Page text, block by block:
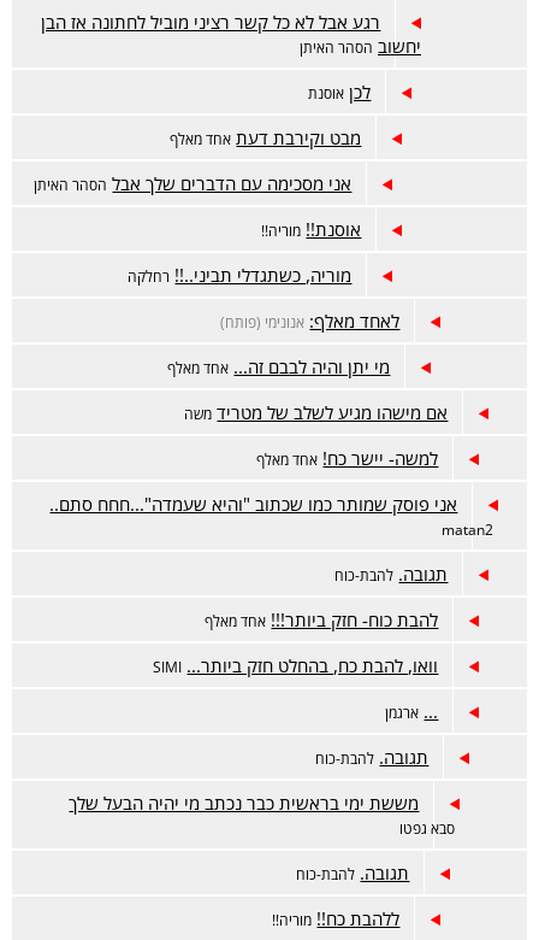
רגע אבל לא כל קשר רציני מוביל לחתונה אז הבן
יחשוב הסהר האיתן
לכן אוסנת
מבט וקירבת דעת אחד מאלף
אני מסכימה עם הדברים שלך אבל הסהר האיתן
אוסנת!! מוריה!!
מוריה, כשתגדלי תביני..!! רחלקה
לאחד מאלף: אנונימי (פותח)
מי יתן והיה לבבם זה... אחד מאלף
אם מישהו מגיע לשלב של מטריד משה
למשה- יישר כח! אחד מאלף
אני פוסק שמותר כמו שכתוב "והיא שעמדה"...חחח סתם..
matan2
תגובה. להבת-כוח
להבת כוח- חזק ביותר!!! אחד מאלף
וואו, להבת כח, בהחלט חזק ביותר... SIMI
... ארגמן
תגובה. להבת-כוח
מששת ימי בראשית כבר נכתב מי יהיה הבעל שלך
סבא גפטו
תגובה. להבת-כוח
ללהבת כח!! מוריה!!